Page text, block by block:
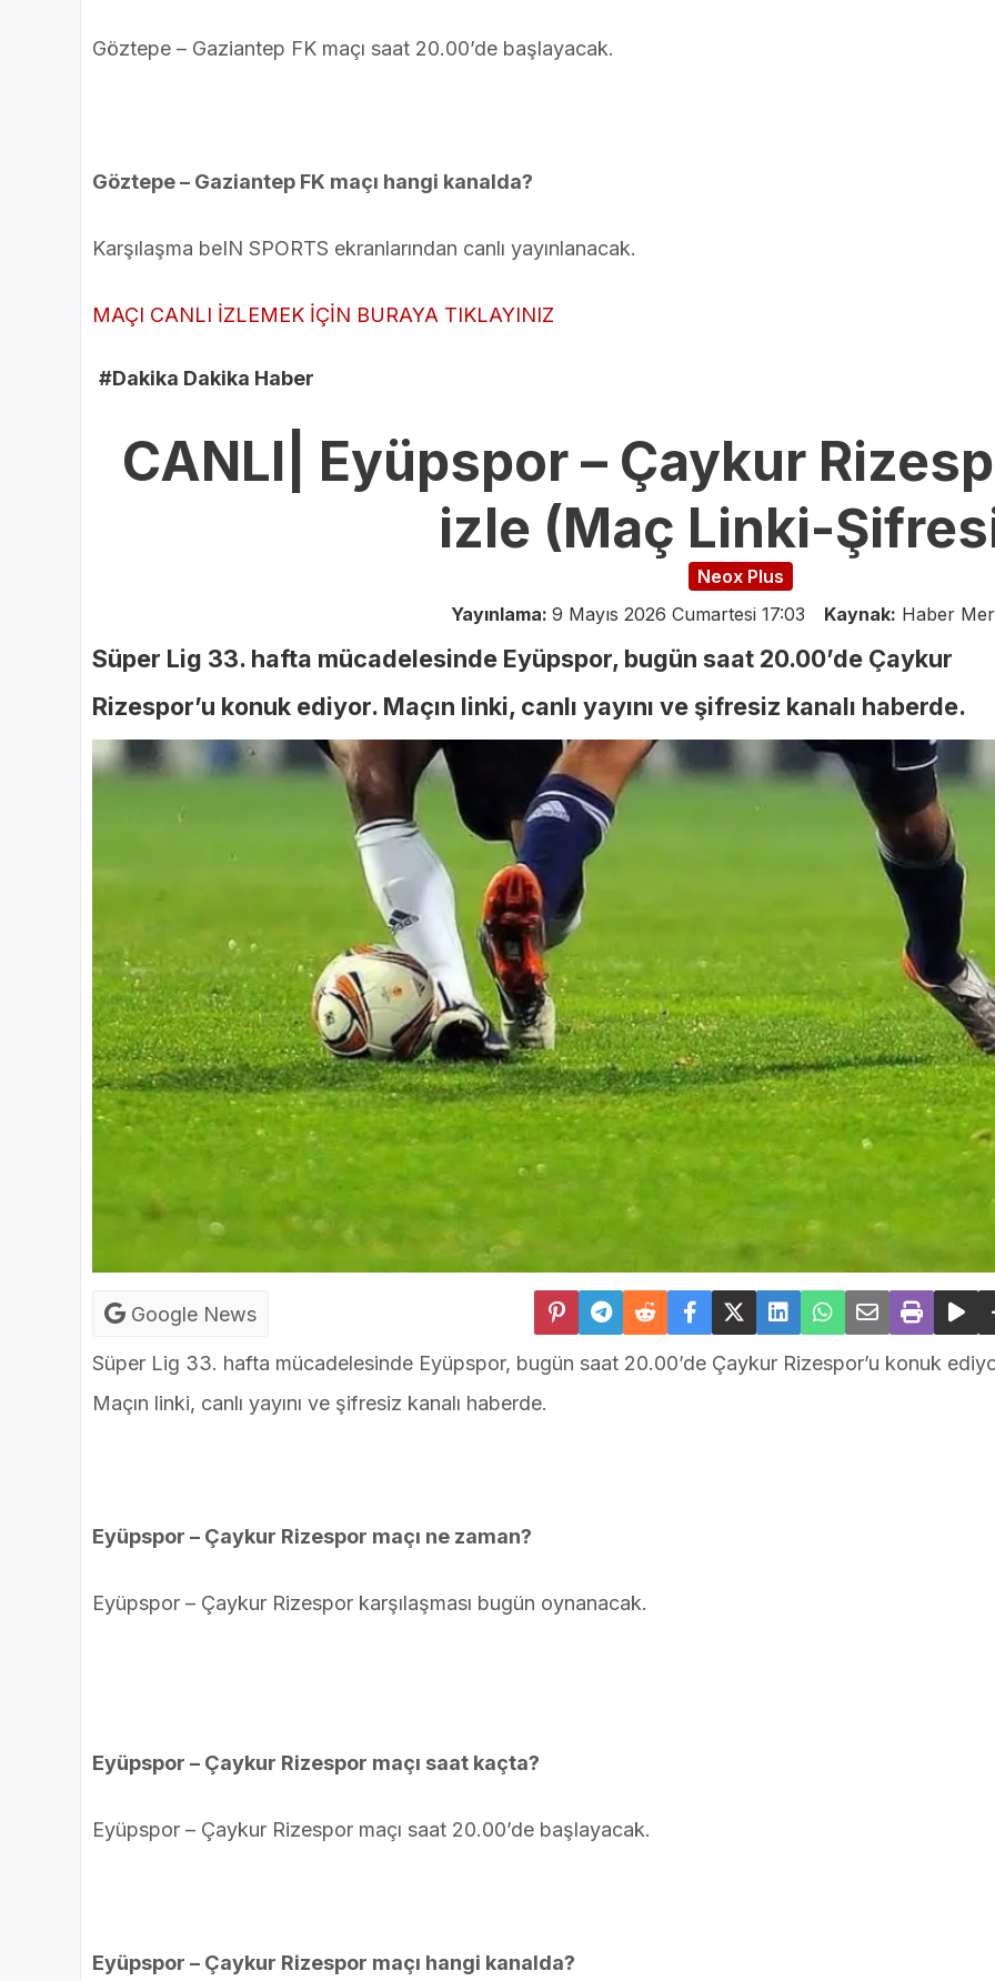
Göztepe – Gaziantep FK maçı saat 20.00’de başlayacak.
Göztepe – Gaziantep FK maçı hangi kanalda?
Karşılaşma beIN SPORTS ekranlarından canlı yayınlanacak.
MAÇI CANLI İZLEMEK İÇİN BURAYA TIKLAYINIZ
#Dakika Dakika Haber
CANLI| Eyüpspor – Çaykur
izle (Maç Linki-
Neox Plus
Yayınlama: 9 Mayıs 2026 Cumartesi 17:03 Kaynak: Haber
Süper Lig 33. hafta mücadelesinde Eyüpspor, bugün saat 20.00’de Çaykur
Rizespor’u konuk ediyor. Maçın linki, canlı yayını ve şifresiz kanalı haberde.
Google News
Süper Lig 33. hafta mücadelesinde Eyüpspor, bugün saat 20.00’de Çaykur Rizespor’u konuk
Maçın linki, canlı yayını ve şifresiz kanalı haberde.
Eyüpspor – Çaykur Rizespor maçı ne zaman?
Eyüpspor – Çaykur Rizespor karşılaşması bugün oynanacak.
Eyüpspor – Çaykur Rizespor maçı saat kaçta?
Eyüpspor – Çaykur Rizespor maçı saat 20.00’de başlayacak.
Eyüpspor – Çaykur Rizespor maçı hangi kanalda?